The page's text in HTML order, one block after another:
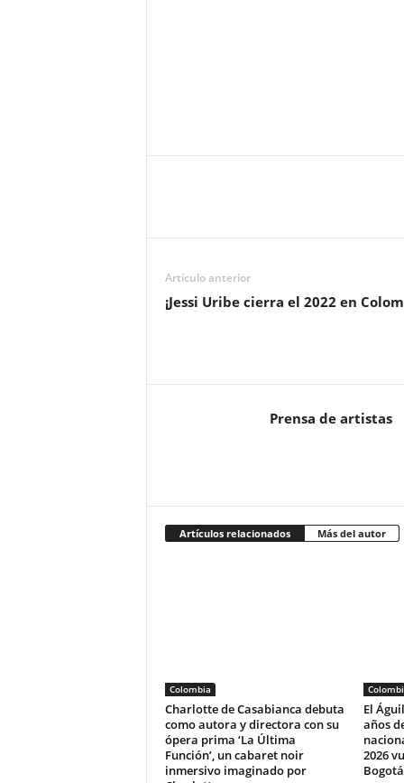
Artículo anterior
¡Jessi Uribe cierra el 2022 en
Prensa de artistas
Artículos relacionados Más del autor
Colombia
Charlotte de Casabianca debuta
como autora y directora con su
ópera prima ‘La Última
Función’, un cabaret noir
inmersivo imaginado por
El
años
2026
Bogotá